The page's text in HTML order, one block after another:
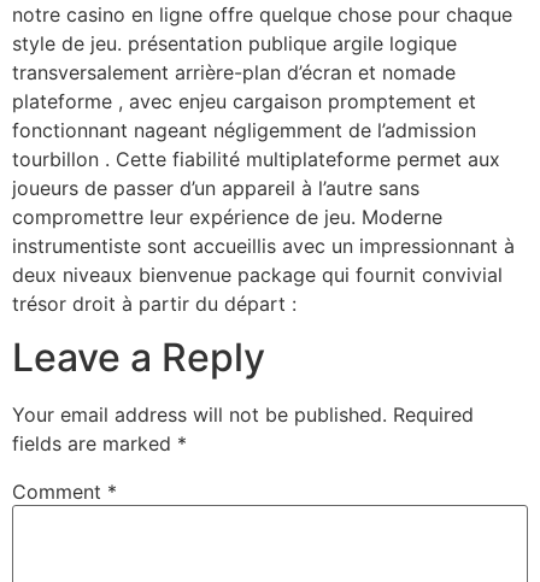
notre casino en ligne offre quelque chose pour chaque
style de jeu. présentation publique argile logique
transversalement arrière-plan d’écran et nomade
plateforme , avec enjeu cargaison promptement et
fonctionnant nageant négligemment de l’admission
tourbillon . Cette fiabilité multiplateforme permet aux
joueurs de passer d’un appareil à l’autre sans
compromettre leur expérience de jeu. Moderne
instrumentiste sont accueillis avec un impressionnant à
deux niveaux bienvenue package qui fournit convivial
trésor droit à partir du départ :
Leave a Reply
Your email address will not be published. Required
fields are marked *
Comment *